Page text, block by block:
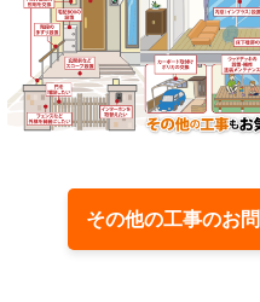
その他の工事の